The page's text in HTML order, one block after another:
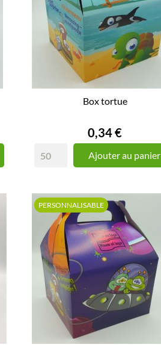
Box tortue
Prix
0,34 €
Ajouter au panier
PERSONNALISABLE